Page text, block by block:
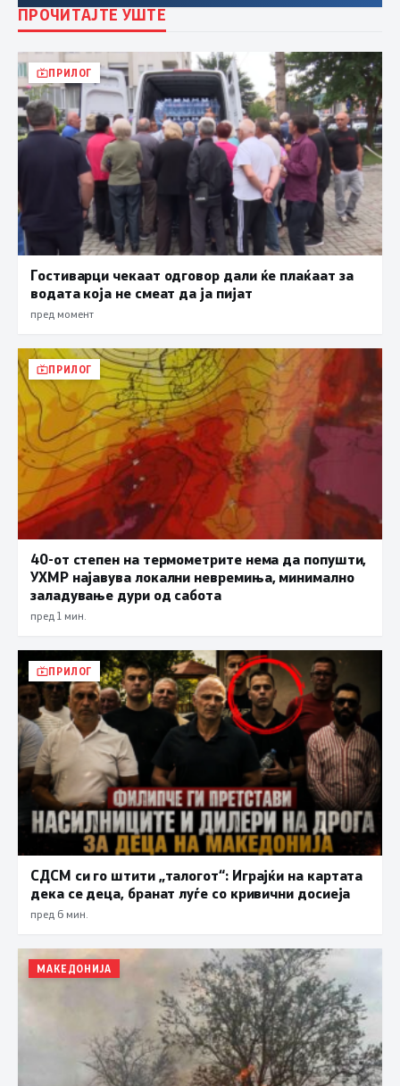
ПРОЧИТАЈТЕ УШТЕ
ПРИЛОГ
Гостиварци чекаат одговор дали ќе плаќаат за
водата која не смеат да ја пијат
пред момент
ПРИЛОГ
40-от степен на термометрите нема да попушти,
УХМР најавува локални невремиња, минимално
заладување дури од сабота
пред 1 мин.
ПРИЛОГ
СДСМ си го штити „талогот“: Играјќи на картата
дека се деца, бранат луѓе со кривични досиеја
пред 6 мин.
МАКЕДОНИЈА